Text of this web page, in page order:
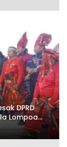
DPRD
Lompoa